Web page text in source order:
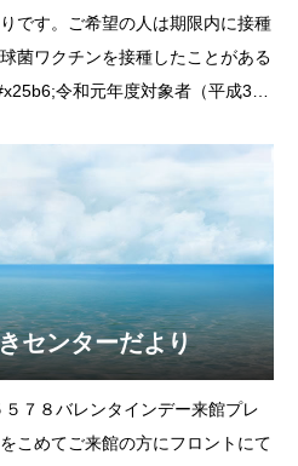
です。ご希望の人は期限内に接種
菌ワクチンを接種したことがある
令和元年度対象者（平成31
センターだより
７８バレンタインデー来館プレ
こめてご来館の方にフロントにて